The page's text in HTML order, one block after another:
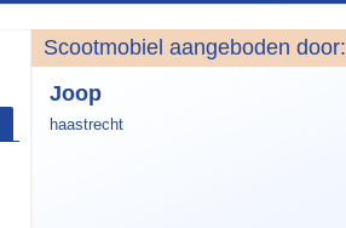
Scootmobiel aangeboden door:
Joop
haastrecht